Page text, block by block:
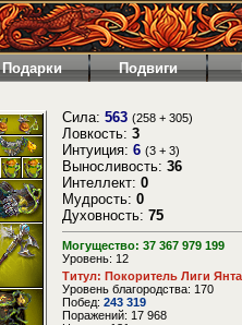
Подарки Подвиги
Сила: 563 (258 + 305)
Ловкость: 3
Интуиция: 6 (3 + 3)
Выносливость: 36
Интеллект: 0
Мудрость: 0
Духовность: 75
Могущество: 37 367 979 199
Уровень: 12
Титул: Покоритель Лиги
Уровень благородства: 170
Побед: 243 319
Поражений: 17 968